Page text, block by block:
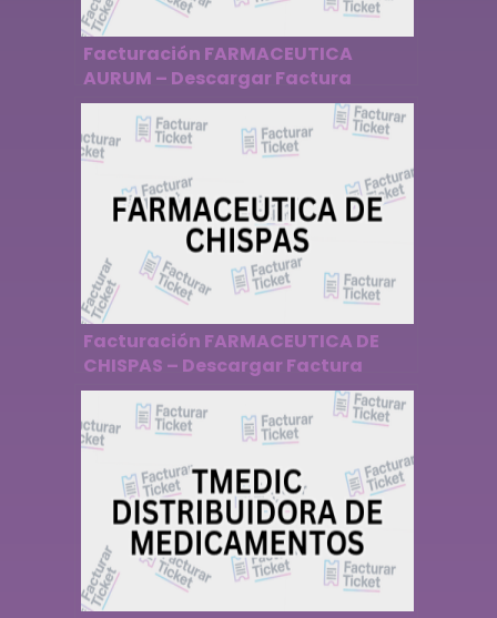
Facturación FARMACEUTICA
AURUM – Descargar Factura
Facturación FARMACEUTICA DE
CHISPAS – Descargar Factura